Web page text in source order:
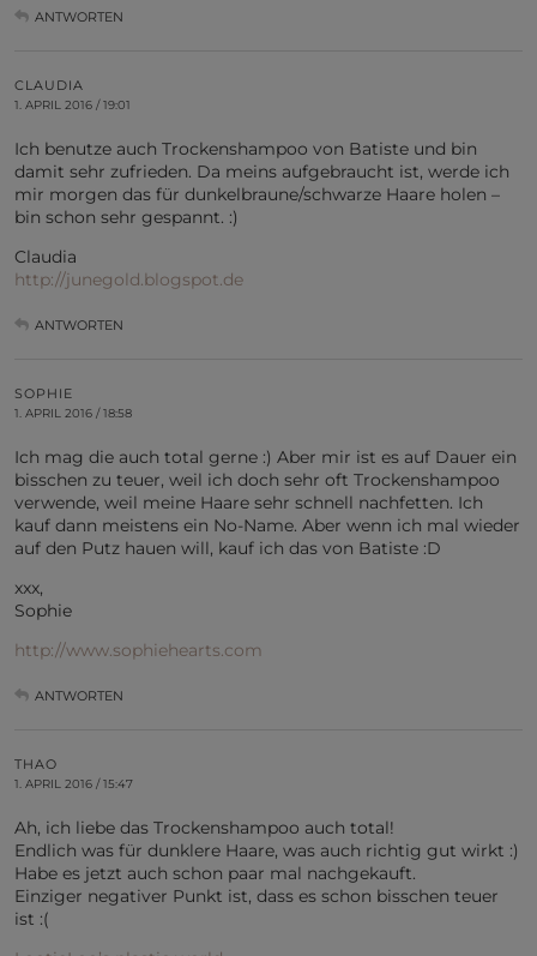
ANTWORTEN
CLAUDIA
1. APRIL 2016 / 19:01
Ich benutze auch Trockenshampoo von Batiste und bin
damit sehr zufrieden. Da meins aufgebraucht ist, werde ich
mir morgen das für dunkelbraune/schwarze Haare holen –
bin schon sehr gespannt. :)
Claudia
http://junegold.blogspot.de
ANTWORTEN
SOPHIE
1. APRIL 2016 / 18:58
Ich mag die auch total gerne :) Aber mir ist es auf Dauer ein
bisschen zu teuer, weil ich doch sehr oft Trockenshampoo
verwende, weil meine Haare sehr schnell nachfetten. Ich
kauf dann meistens ein No-Name. Aber wenn ich mal wieder
auf den Putz hauen will, kauf ich das von Batiste :D
xxx,
Sophie
http://www.sophiehearts.com
ANTWORTEN
THAO
1. APRIL 2016 / 15:47
Ah, ich liebe das Trockenshampoo auch total!
Endlich was für dunklere Haare, was auch richtig gut wirkt :)
Habe es jetzt auch schon paar mal nachgekauft.
Einziger negativer Punkt ist, dass es schon bisschen teuer
ist :(